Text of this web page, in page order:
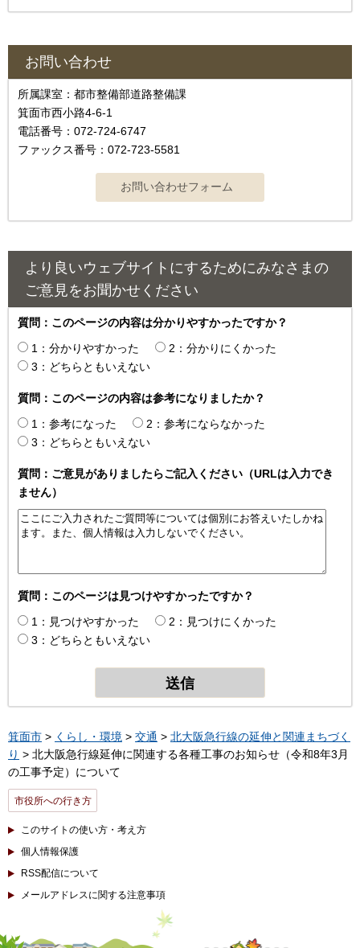
お問い合わせ
所属課室：都市整備部道路整備課
箕面市西小路4-6-1
電話番号：072-724-6747
ファックス番号：072-723-5581
より良いウェブサイトにするためにみなさまの
ご意見をお聞かせください
質問：このページの内容は分かりやすかったですか？
1：分かりやすかった
2：分かりにくかった
3：どちらともいえない
質問：このページの内容は参考になりましたか？
1：参考になった
2：参考にならなかった
3：どちらともいえない
質問：ご意見がありましたらご記入ください（URLは入力でき
ません）
質問：このページは見つけやすかったですか？
1：見つけやすかった
2：見つけにくかった
3：どちらともいえない
箕面市 > くらし・環境 > 交通 > 北大阪急行線の延伸と関連まちづく
り > 北大阪急行線延伸に関連する各種工事のお知らせ（令和8年3月
の工事予定）について
市役所への行き方
このサイトの使い方・考え方
個人情報保護
RSS配信について
メールアドレスに関する注意事項